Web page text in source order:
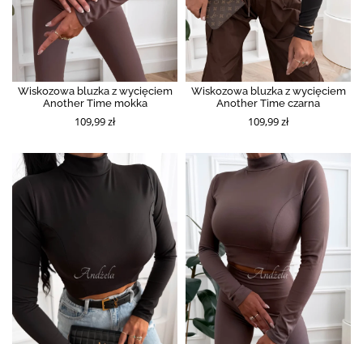
Wiskozowa bluzka z wycięciem
Another Time mokka
109,99 zł
Wiskozowa bluzka z wycięciem
Another Time czarna
109,99 zł